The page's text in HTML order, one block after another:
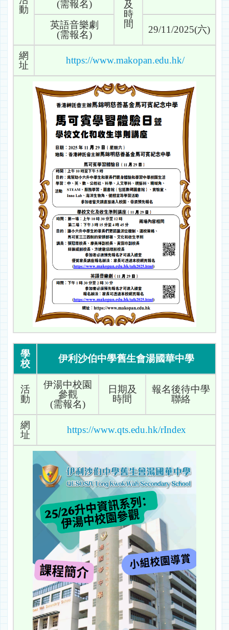
動
(需報名)
及
時
間
英語音樂劇
(需報名)
29/11/2025(六)
網
址
https://www.makopan.edu.hk/
學
校
伊利沙伯中學舊生會湯國華中學
活
動
伊湯中校園
參觀
(需報名)
日期及
時間
報名後待中學
聯絡
網
址
https://www.qts.edu.hk/rIndex